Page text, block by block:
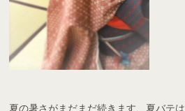
夏の暑さがまだまだ続きます、夏バテ